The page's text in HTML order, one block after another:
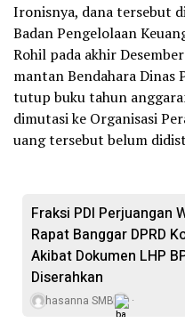
Ironisnya, dana tersebut
Badan Pengelolaan
Rohil pada akhir
mantan Bendahara Dinas
tutup buku tahun
dimutasi ke Organisasi
uang tersebut belum
Fraksi PDI Perjuangan
Rapat Banggar DPRD
Akibat Dokumen LHP
Diserahkan
hasanna SMB